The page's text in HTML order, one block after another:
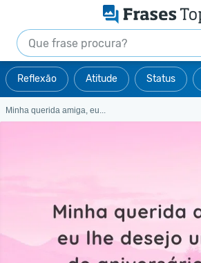
Reflexão Atitude Status
Minha querida amiga, eu...